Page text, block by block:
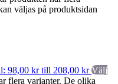
väljas på produktsidan
98,00 kr till 208,00 kr Välj
flera varianter. De olika